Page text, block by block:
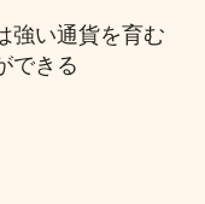
強い通貨を育む
できる